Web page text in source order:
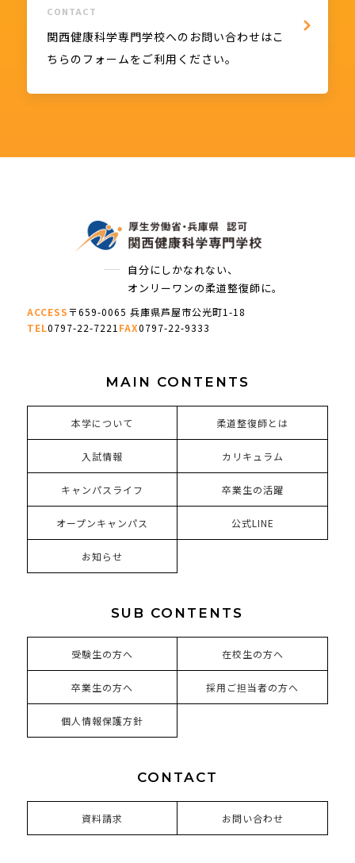
CONTACT
関西健康科学専門学校へのお問い合わせはこ
ちらのフォームをご利用ください。
自分にしかなれない、
オンリーワンの柔道整復師に。
ACCESS 〒659-0065 兵庫県芦屋市公光町1-18
TEL0797-22-7221 FAX0797-22-9333
MAIN CONTENTS
本学について 柔道整復師とは
入試情報 カリキュラム
キャンパスライフ 卒業生の活躍
オープンキャンパス 公式LINE
お知らせ
SUB CONTENTS
受験生の方へ 在校生の方へ
卒業生の方へ 採用ご担当者の方へ
個人情報保護方針
CONTACT
資料請求 お問い合わせ